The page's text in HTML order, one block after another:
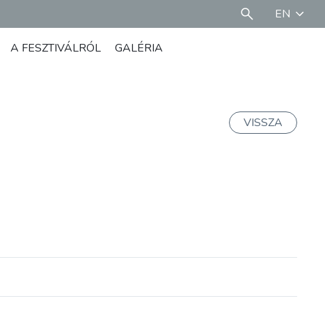
EN
A FESZTIVÁLRÓL GALÉRIA
VISSZA